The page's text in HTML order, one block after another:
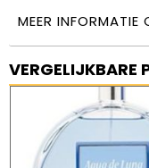
MEER INFORMATIE
VERGELIJKBARE